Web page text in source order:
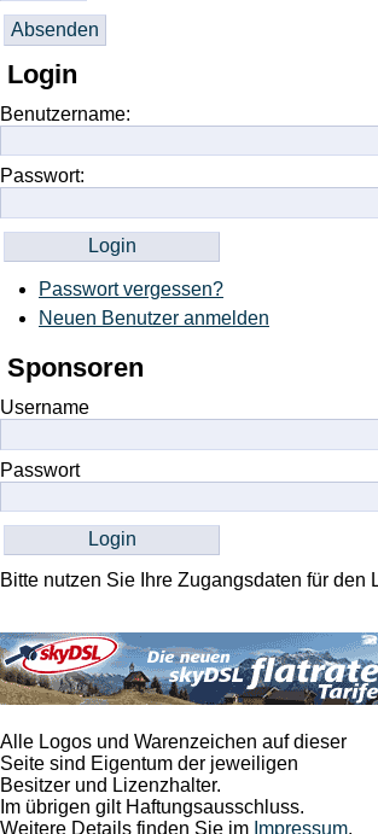
Login
Benutzername:
Passwort:
Passwort vergessen?
Neuen Benutzer anmelden
Sponsoren
Username
Passwort
Bitte nutzen Sie Ihre Zugangsdaten für den
Alle Logos und Warenzeichen auf dieser
Seite sind Eigentum der jeweiligen
Besitzer und Lizenzhalter.
Im übrigen gilt Haftungsausschluss.
Weitere Details finden Sie im Impressum.